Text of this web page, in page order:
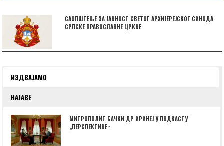
САОПШТЕЊЕ ЗА ЈАВНОСТ СВЕТОГ АРХИЈЕРЕЈСКОГ СИНОДА
СРПСКЕ ПРАВОСЛАВНЕ ЦРКВЕ
ИЗДВАЈАМО
НАЈАВЕ
МИТРОПОЛИТ БАЧКИ ДР ИРИНЕЈ У ПОДКАСТУ
„ПЕРСПЕКТИВЕˮ